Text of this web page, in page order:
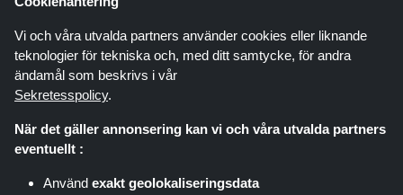
Shoppingspout.com/se är en webbplats som presenterar erbjudanden,
personal är inte inblandade när du köper via dessa länkar,
Vi och våra utvalda partners använder cookies eller liknande
teknologier för tekniska och, med ditt samtycke, för andra
ändamål som beskrivs i vår
Sekretesspolicy.
När det gäller annonsering kan vi och våra utvalda partners
eventuellt :
Använd exakt geolokaliseringsdata